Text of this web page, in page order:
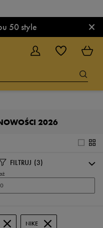
50 style ×
2026
FILTRUJ (3)
NIKE